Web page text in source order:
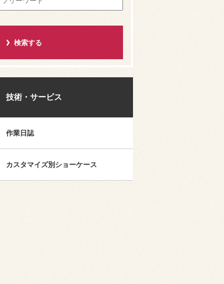
技術・サービス
作業日誌
カスタマイズ別ショーケース